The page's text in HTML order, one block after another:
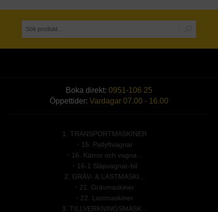
Boka direkt: 0951-106 25
Öppettider: Vardagar 07.00 - 16.00
1. TRANSPORTMASKINER
15. Pallyftvagnar
16. Kärror och vagna...
16-1 Släpvagnar-bil
2. GRÄV- & LASTMASKI...
21. Grävmaskiner
22. Lastmaskiner
3. TILLVERKNINGSMASK...